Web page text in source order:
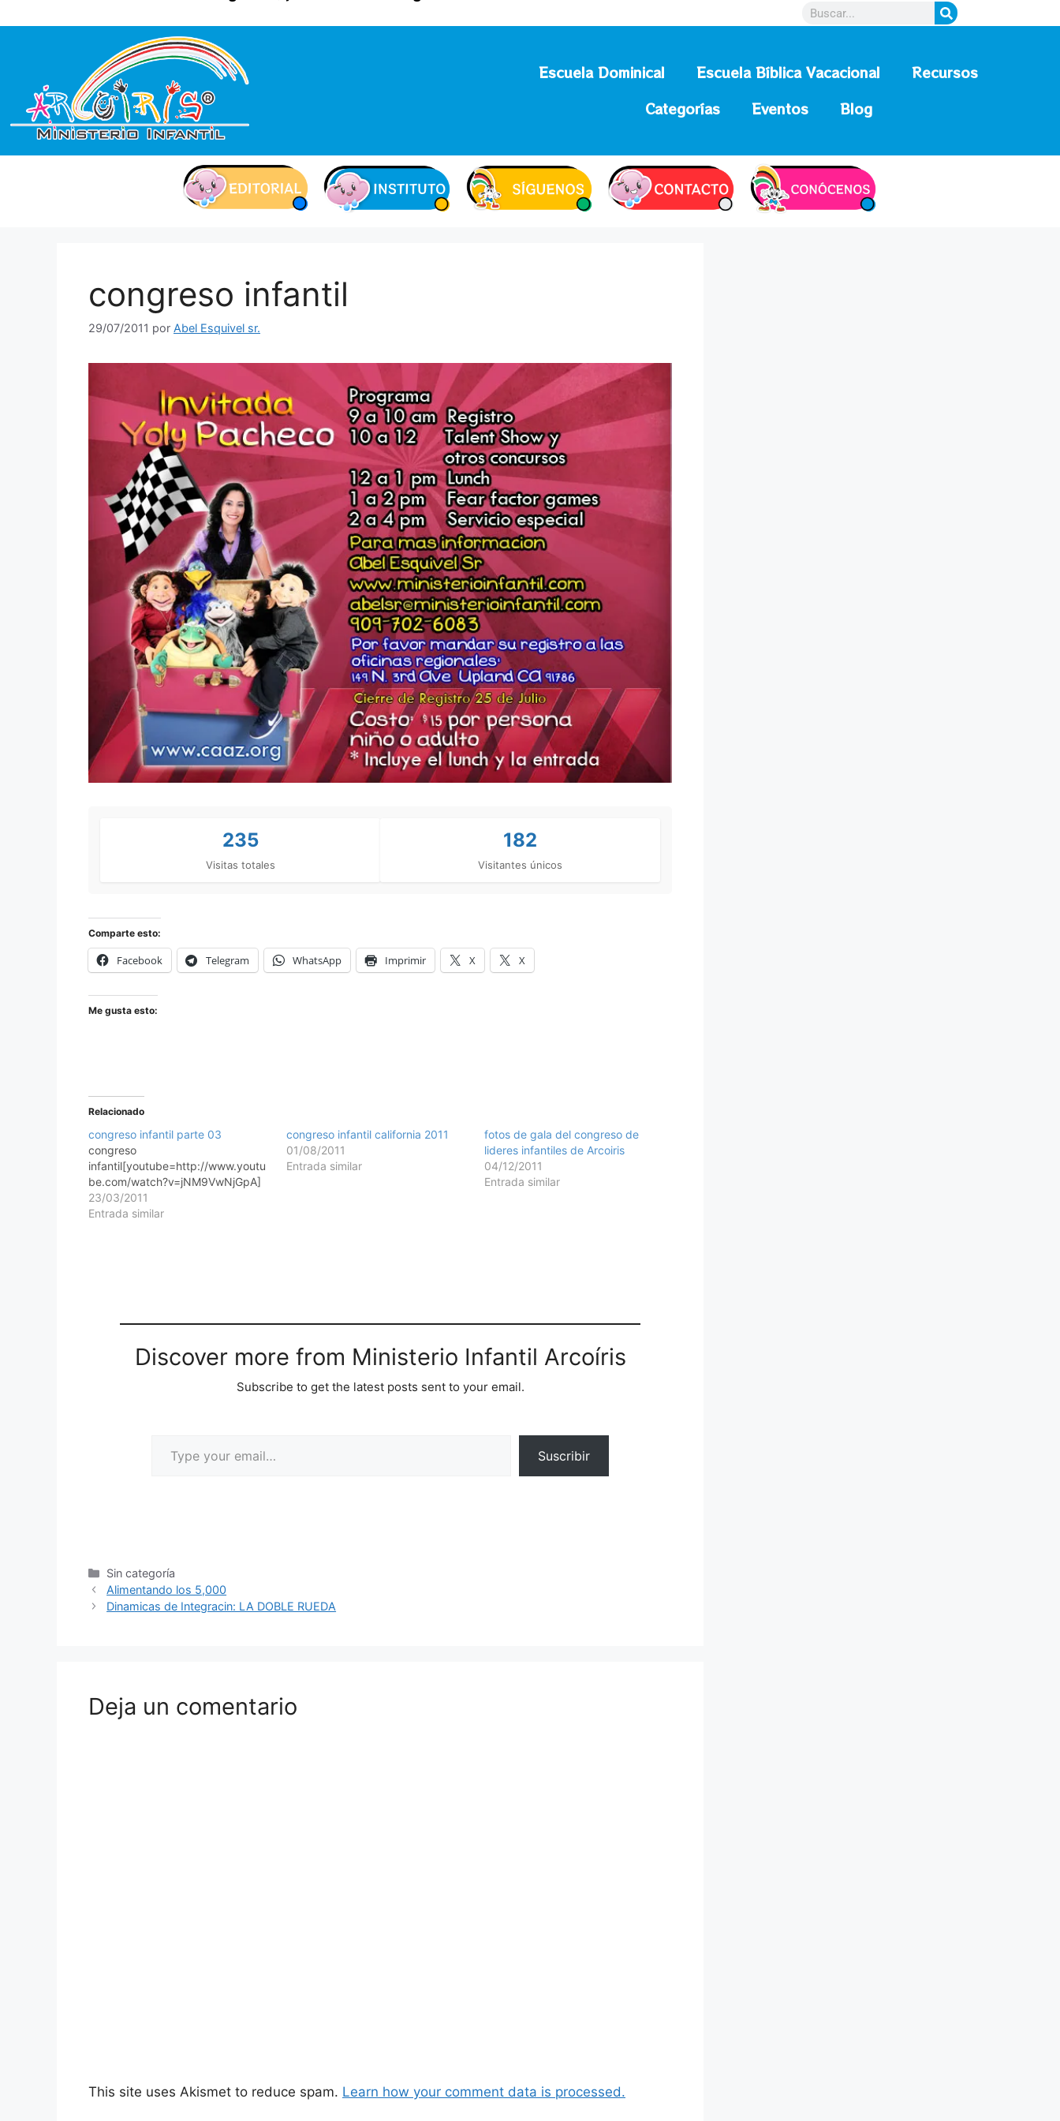
Escuela Dominical Escuela Bíblica Vacacional
Recursos
Categorías
Eventos Blog
congreso infantil
29/07/2011 por Abel Esquivel sr.
235
Visitas totales
182
Visitantes únicos
Comparte esto:
Facebook Telegram WhatsApp Imprimir X X
Me gusta esto:
Relacionado
congreso infantil parte 03
congreso
infantil[youtube=http://www.youtu
be.com/watch?v=jNM9VwNjGpA]
23/03/2011
Entrada similar
congreso infantil california 2011
01/08/2011
Entrada similar
fotos de gala del congreso de
lideres infantiles de Arcoiris
04/12/2011
Entrada similar
Discover more from Ministerio Infantil Arcoíris
Subscribe to get the latest posts sent to your email.
Suscribir
Sin categoría
Alimentando los 5,000
Dinamicas de Integracin: LA DOBLE RUEDA
Deja un comentario
This site uses Akismet to reduce spam. Learn how your comment data is processed.